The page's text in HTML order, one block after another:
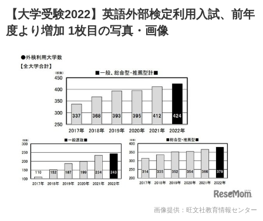
【大学受験2022】英語外部検定利用入試、前年
度より増加 1枚目の写真・画像
画像提供：旺文社教育情報センター